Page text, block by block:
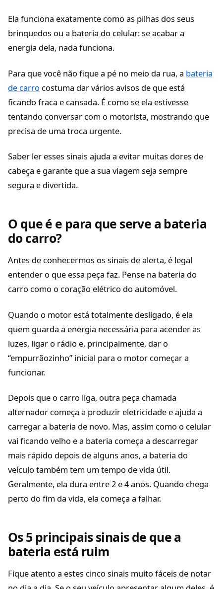
Ela funciona exatamente como as pilhas dos seus
brinquedos ou a bateria do celular: se acabar a
energia dela, nada funciona.
Para que você não fique a pé no meio da rua, a bateria
de carro costuma dar vários avisos de que está
ficando fraca e cansada. É como se ela estivesse
tentando conversar com o motorista, mostrando que
precisa de uma troca urgente.
Saber ler esses sinais ajuda a evitar muitas dores de
cabeça e garante que a sua viagem seja sempre
segura e divertida.
O que é e para que serve a bateria
do carro?
Antes de conhecermos os sinais de alerta, é legal
entender o que essa peça faz. Pense na bateria do
carro como o coração elétrico do automóvel.
Quando o motor está totalmente desligado, é ela
quem guarda a energia necessária para acender as
luzes, ligar o rádio e, principalmente, dar o
“empurrãozinho” inicial para o motor começar a
funcionar.
Depois que o carro liga, outra peça chamada
alternador começa a produzir eletricidade e ajuda a
carregar a bateria de novo. Mas, assim como o celular
vai ficando velho e a bateria começa a descarregar
mais rápido depois de alguns anos, a bateria do
veículo também tem um tempo de vida útil.
Geralmente, ela dura entre 2 e 4 anos. Quando chega
perto do fim da vida, ela começa a falhar.
Os 5 principais sinais de que a
bateria está ruim
Fique atento a estes cinco sinais muito fáceis de notar